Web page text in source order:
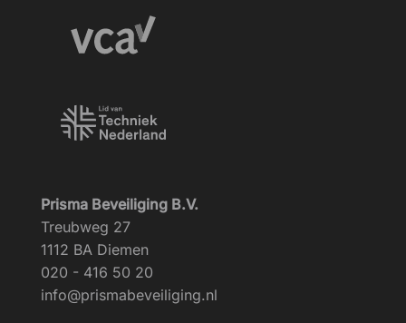
Prisma Beveiliging B.V.
Treubweg 27
1112 BA Diemen
020 - 416 50 20
info@prismabeveiliging.nl